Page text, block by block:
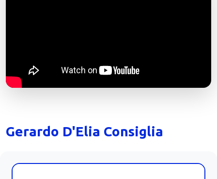
Gerardo D'Elia Consiglia